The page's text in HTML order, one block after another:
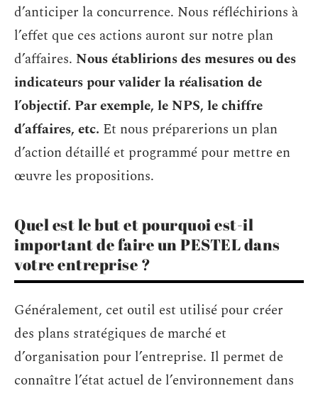
d’anticiper la concurrence. Nous réfléchirions à
l’effet que ces actions auront sur notre plan
d’affaires. Nous établirions des mesures ou des
indicateurs pour valider la réalisation de
l’objectif. Par exemple, le NPS, le chiffre
d’affaires, etc. Et nous préparerions un plan
d’action détaillé et programmé pour mettre en
œuvre les propositions.
Quel est le but et pourquoi est-il
important de faire un PESTEL dans
votre entreprise ?
Généralement, cet outil est utilisé pour créer
des plans stratégiques de marché et
d’organisation pour l’entreprise. Il permet de
connaître l’état actuel de l’environnement dans